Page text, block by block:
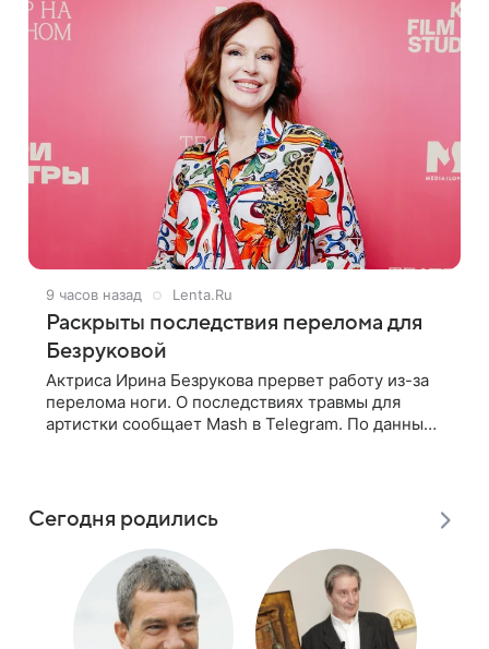
9 часов назад Lenta.Ru
Раскрыты последствия перелома для
Безруковой
Актриса Ирина Безрукова прервет работу из-за
перелома ноги. О последствиях травмы для
артистки сообщает Mash в Telegram. По данным
Сегодня родились